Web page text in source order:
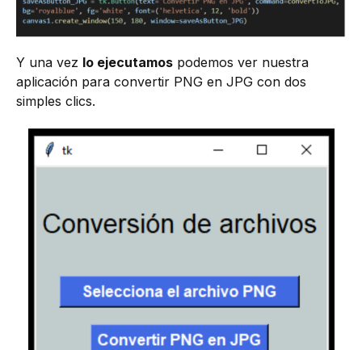
Y una vez lo ejecutamos podemos ver nuestra
aplicación para convertir PNG en JPG con dos
simples clics.